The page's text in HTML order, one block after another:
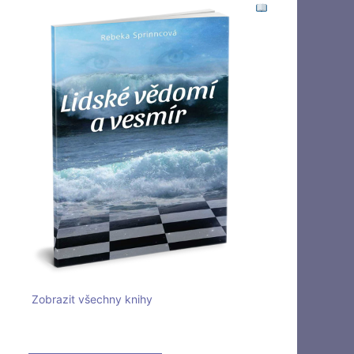
Zobrazit všechny knihy